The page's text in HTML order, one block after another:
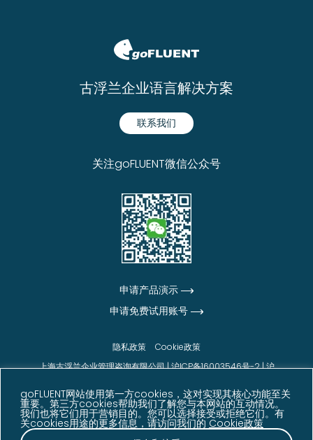
goFLUENT网站使用第一方cookies，这对实现其核心功能至关
重要。第三方cookies帮助我们了解您与本网站的互动情况。
我们也将它们用于营销目的。您可以选择接受或拒绝它们。有
关cookies用途的更多信息，请访问我们的Cookie政策
古浮兰企业语言解决方案
联系我们
关注goFLUENT微信公众号
申请产品演示
申请免费试用账号
隐私政策
Cookie政策
上海古浮兰企业管理咨询有限公司 |沪ICP备16003546号-2|沪
© goFLUENT 2026版权所有
声明：本网站展示的信息、数据及客户反馈内容来源于
goFLUENT 内部数据、客户反馈、调研结果及其他相关